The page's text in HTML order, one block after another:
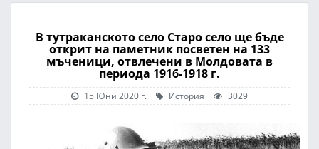
В тутраканското село Старо село ще бъде
открит на паметник посветен на 133
мъченици, отвлечени в Молдовата в
периода 1916-1918 г.
15 Юни 2020 г. История 3029